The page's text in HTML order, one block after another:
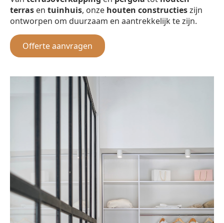
terras en tuinhuis, onze houten constructieszijn
ontworpen om duurzaam en aantrekkelijk te zijn.
Offerte aanvragen